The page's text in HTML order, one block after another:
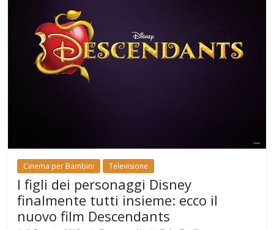
Cinema per Bambini Televisione
I figli dei personaggi Disney
finalmente tutti insieme: ecco il
nuovo film Descendants